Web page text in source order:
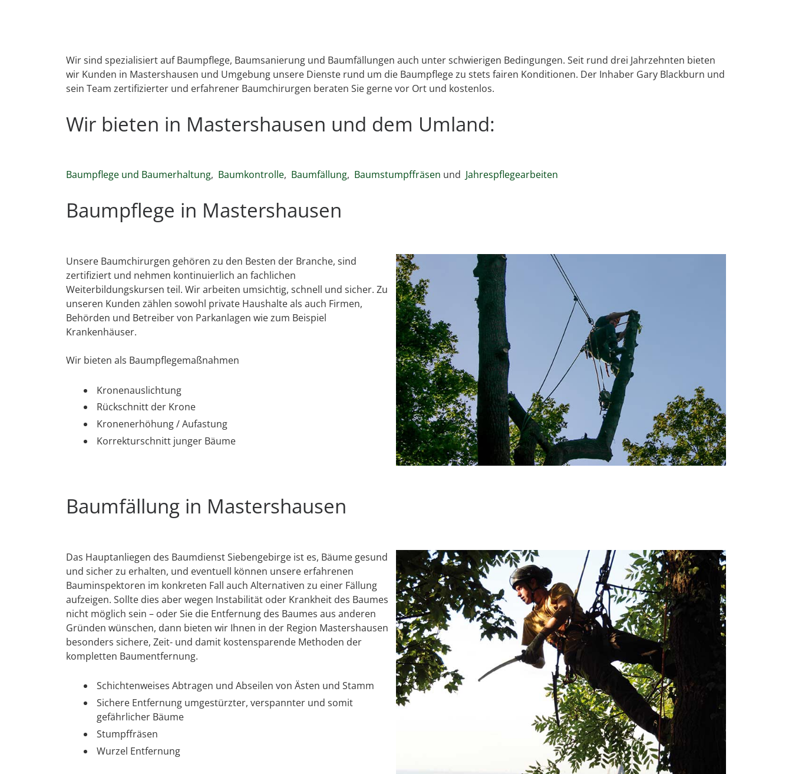
Wir sind spezialisiert auf Baumpflege, Baumsanierung und Baumfällungen auch unter schwierigen Bedingungen. Seit rund drei Jahrzehnten bieten
wir Kunden in Mastershausen und Umgebung unsere Dienste rund um die Baumpflege zu stets fairen Konditionen. Der Inhaber Gary Blackburn und
sein Team zertifizierter und erfahrener Baumchirurgen beraten Sie gerne vor Ort und kostenlos.
Wir bieten in Mastershausen und dem Umland:
Baumpflege und Baumerhaltung, Baumkontrolle, Baumfällung, Baumstumpffräsen und Jahrespflegearbeiten
Baumpflege in Mastershausen
Unsere Baumchirurgen gehören zu den Besten der Branche, sind
zertifiziert und nehmen kontinuierlich an fachlichen
Weiterbildungskursen teil. Wir arbeiten umsichtig, schnell und sicher. Zu
unseren Kunden zählen sowohl private Haushalte als auch Firmen,
Behörden und Betreiber von Parkanlagen wie zum Beispiel
Krankenhäuser.
Wir bieten als Baumpflegemaßnahmen
Kronenauslichtung
Rückschnitt der Krone
Kronenerhöhung / Aufastung
Korrekturschnitt junger Bäume
Baumfällung in Mastershausen
Das Hauptanliegen des Baumdienst Siebengebirge ist es, Bäume gesund
und sicher zu erhalten, und eventuell können unsere erfahrenen
Bauminspektoren im konkreten Fall auch Alternativen zu einer Fällung
aufzeigen. Sollte dies aber wegen Instabilität oder Krankheit des Baumes
nicht möglich sein – oder Sie die Entfernung des Baumes aus anderen
Gründen wünschen, dann bieten wir Ihnen in der Region Mastershausen
besonders sichere, Zeit- und damit kostensparende Methoden der
kompletten Baumentfernung.
Schichtenweises Abtragen und Abseilen von Ästen und Stamm
Sichere Entfernung umgestürzter, verspannter und somit
gefährlicher Bäume
Stumpffräsen
Wurzel Entfernung